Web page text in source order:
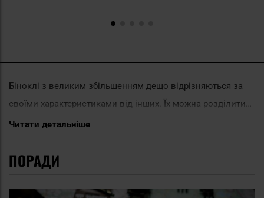
Читати детальніше
Біноклі з великим збільшенням дещо відрізняються за
своїми характеристиками від інших. Їх можна розділити
на дві групи - з фіксованим збільшенням і зі змінним
зазвичай знайдете збільшення від 12x до 20x. Як
використовуються, оскільки без штатива неможливо
ПОРАДИ